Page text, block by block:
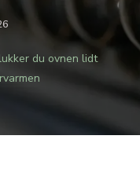
du ovnen lidt